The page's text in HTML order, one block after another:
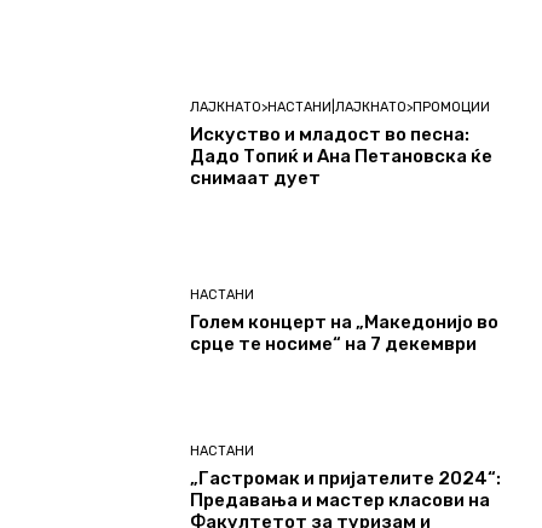
ЛАЈКНАТО>НАСТАНИ|ЛАЈКНАТО>ПРОМОЦИИ
Искуство и младост во песна:
Дадо Топиќ и Ана Петановска ќе
снимаат дует
НАСТАНИ
Голем концерт на „Македонијо во
срце те носиме“ на 7 декември
НАСТАНИ
„Гастромак и пријателите 2024“:
Предавања и мастер класови на
Факултетот за туризам и